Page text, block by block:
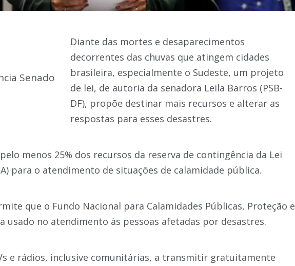
Senado
Diante das mortes e desaparecimentos
decorrentes das chuvas que atingem cidades
brasileira, especialmente o Sudeste, um projeto
de lei, de autoria da senadora Leila Barros (PSB-
DF), propõe destinar mais recursos e alterar as
respostas para esses desastres.
menos 25% dos recursos da reserva de contingência da Lei
para o atendimento de situações de calamidade pública.
que o Fundo Nacional para Calamidades Públicas, Proteção e
usado no atendimento às pessoas afetadas por desastres.
e rádios, inclusive comunitárias, a transmitir gratuitamente